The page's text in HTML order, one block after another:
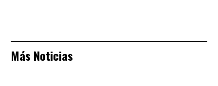
Más Noticias